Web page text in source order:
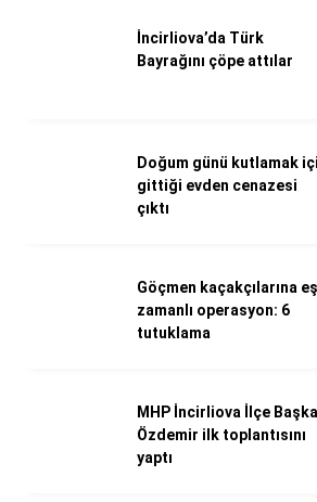
Aydın
Aydın
İletişim
İncirliova’da Türk
Bayrağını çöpe attılar
Doğum günü kutlamak
gittiği evden cenazesi
çıktı
Göçmen kaçakçılarına eş
zamanlı operasyon: 6
tutuklama
MHP İncirliova İlçe
Özdemir ilk toplantısını
yaptı